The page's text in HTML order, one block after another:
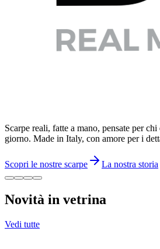
Scarpe reali, fatte a mano, pensate per
giorno. Made in Italy, con amore per i
Scopri le nostre scarpe La nostra storia
Novità in vetrina
Vedi tutte